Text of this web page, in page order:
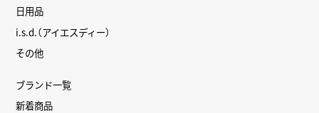
日用品
i.s.d.（アイエスディー）
その他
ブランド一覧
新着商品